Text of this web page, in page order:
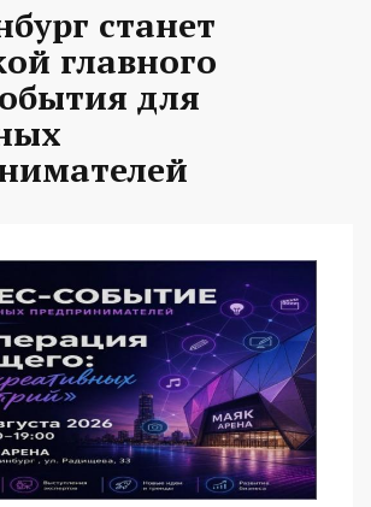
станет
главного
для